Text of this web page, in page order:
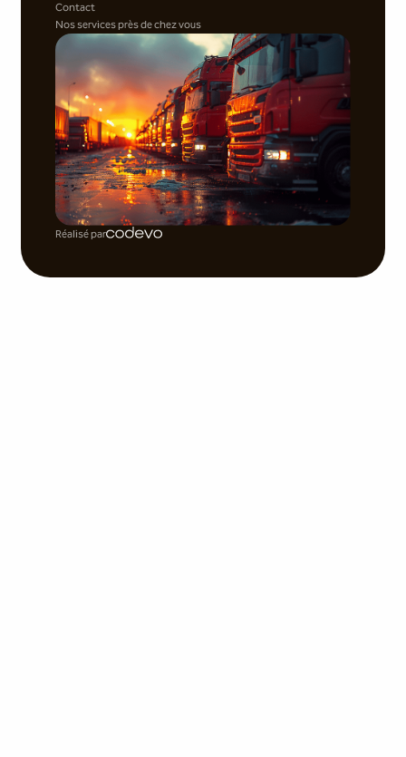
Contact
Nos services près de chez vous
Réalisé par